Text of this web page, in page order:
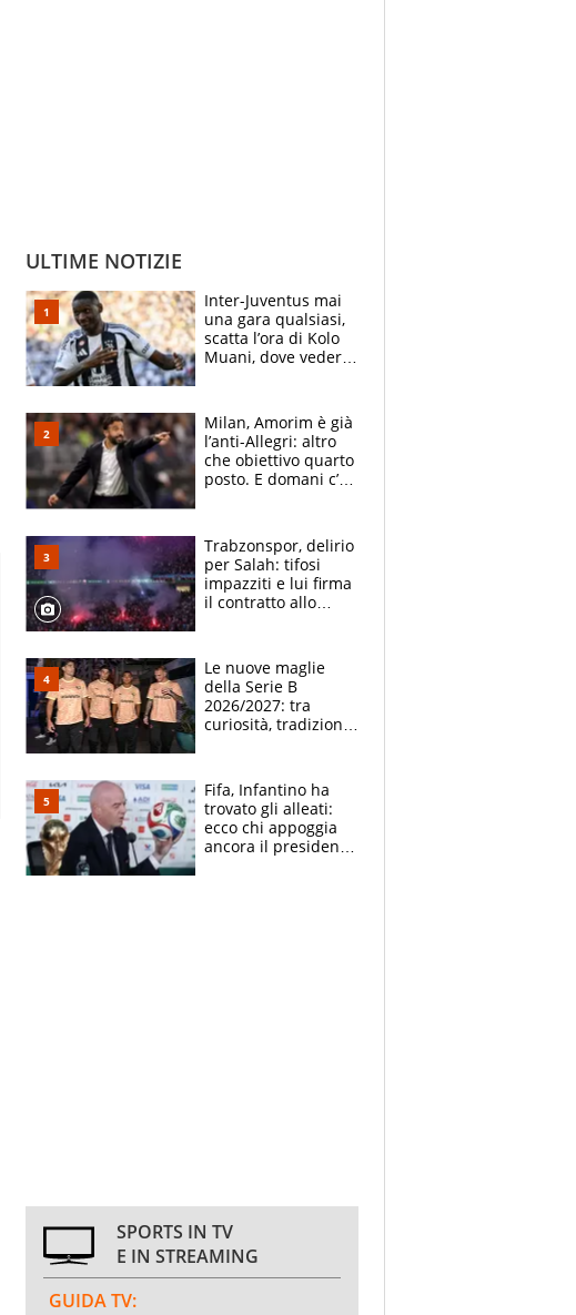
ULTIME NOTIZIE
Inter-Juventus mai
una gara qualsiasi,
scatta l’ora di Kolo
Muani, dove vederla
Milan, Amorim è già
l’anti-Allegri: altro
che obiettivo quarto
posto. E domani c’è
Trabzonspor, delirio
per Salah: tifosi
impazziti e lui firma
il contratto allo
Le nuove maglie
della Serie B
2026/2027: tra
curiosità, tradizione
Fifa, Infantino ha
trovato gli alleati:
ecco chi appoggia
ancora il presidente
SPORTS IN TV
E IN STREAMING
GUIDA TV: